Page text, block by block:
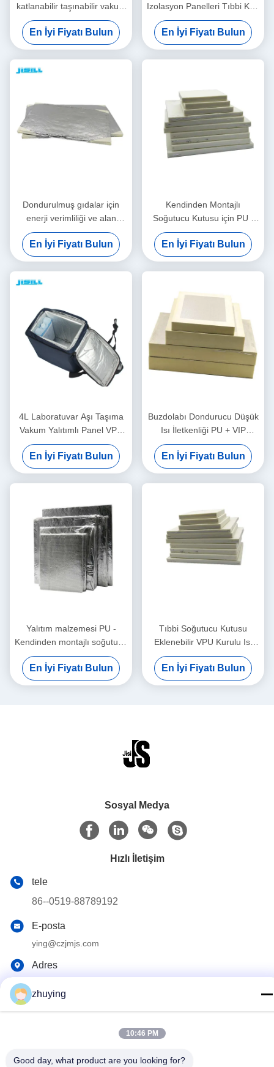
katlanabilir taşınabilir vakum
yalıtımlı panel Dondurulmuş
gıdalar için
En İyi Fiyatı Bulun
Izolasyon Panelleri Tıbbi Kan
Aşı ve Gıda Dondurulmuş
Gıdalar için
En İyi Fiyatı Bulun
Dondurulmuş gıdalar için
enerji verimliliği ve alan
avantajları ile yalıtımlı kutu
vakum yalıtımlı panel
En İyi Fiyatı Bulun
Kendinden Montajlı
Soğutucu Kutusu için PU -
VIP Vakum İzoleli Paneli
Özelleştirme
En İyi Fiyatı Bulun
4L Laboratuvar Aşı Taşıma
Vakum Yalıtımlı Panel VPU
Yalıtımlı
En İyi Fiyatı Bulun
Buzdolabı Dondurucu Düşük
Isı İletkenliği PU + VIP
Vakum Yalıtımlı Panel
En İyi Fiyatı Bulun
Yalıtım malzemesi PU -
Kendinden montajlı soğutucu
kutu için VIP vakum yalıtım
paneli
En İyi Fiyatı Bulun
Tıbbi Soğutucu Kutusu
Eklenebilir VPU Kurulu Isı
Yalıtım Malzemesi
30x30x3cm
En İyi Fiyatı Bulun
Sosyal Medya
Hızlı İletişim
tele
86--0519-88789192
E-posta
ying@czjmjs.com
Adres
ZHONGLOU İLÇE CHANGZHOU ŞEHİR JIANGSU'NUN
SAĞLANMASI
Gizlilik Politikası|Site Haritası
Çin iyi. Kalite Büyük Soğutucu Buz Paketleri Tedarikçi. Telif hakkı
zhuying
10:46 PM
Good day, what product are you looking for?